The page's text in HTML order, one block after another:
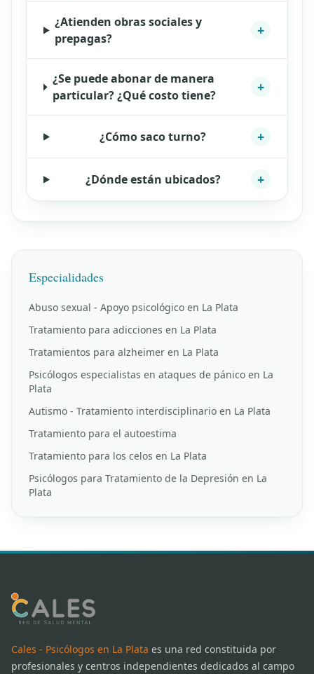
¿Atienden obras sociales y
prepagas?
+
¿Se puede abonar de manera
particular? ¿Qué costo tiene?
+
¿Cómo saco turno? +
¿Dónde están ubicados? +
Especialidades
Abuso sexual - Apoyo psicológico en La Plata
Tratamiento para adicciones en La Plata
Tratamientos para alzheimer en La Plata
Psicólogos especialistas en ataques de pánico en La
Plata
Autismo - Tratamiento interdisciplinario en La Plata
Tratamiento para el autoestima
Tratamiento para los celos en La Plata
Psicólogos para Tratamiento de la Depresión en La
Plata
Cales - Psicólogos en La Plata es una red constituida por
profesionales y centros independientes dedicados al campo